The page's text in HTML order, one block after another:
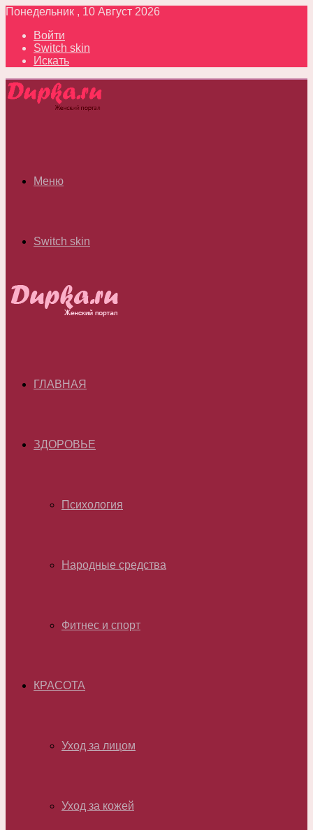
Понедельник , 10 Август 2026
Войти
Switch skin
Искать
Меню
Switch skin
ГЛАВНАЯ
ЗДОРОВЬЕ
Психология
Народные средства
Фитнес и спорт
КРАСОТА
Уход за лицом
Уход за кожей